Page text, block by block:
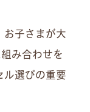
お子さまが大
み合わせを
ル選びの重要